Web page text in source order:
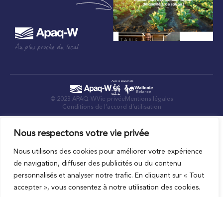
Nous respectons votre vie privée
Nous utilisons des cookies pour améliorer votre expérience
de navigation, diffuser des publicités ou du contenu
personnalisés et analyser notre trafic. En cliquant sur « Tout
accepter », vous consentez à notre utilisation des cookies.
Au plus proche du local
© 2023 APAQ-WVie privée Mentions légales
Conditions de l’accord d’utilisation